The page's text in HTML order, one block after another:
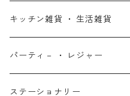
デッド・プール
ファンタスティック・フォー
ゴーストライダー
ズートピア
モアナと伝説の海
ライオンキング
ルーニー・テューンズ
ベアブリック
ワンピース
おもちゃ・パズル
コミック・絵本
キーホルダー
ワッペン
マスコット
ポーチ ・ バッグ
財布 ・ ウォレット
アクセサリー
ウォールアート
ポスター ・ デコレーション
ファブリック
キッチン雑貨 ・ 生活雑貨
キッチングッズ
マグカップ ・ グラス ・ タンブラー
生活雑貨
パーティ－ ・ レジャー
ステーショナリー